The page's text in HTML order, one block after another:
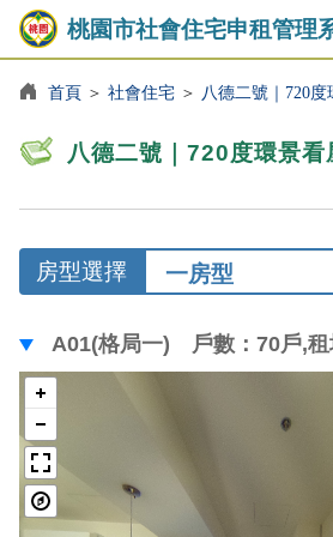
桃園市社會住宅申租管理
首頁 ＞ 社會住宅 ＞ 八德二號｜720度
八德二號｜720度環景看
房型選擇
A01(格局一) 戶數：70戶,租